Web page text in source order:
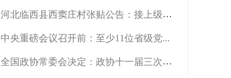
河北临西县西窦庄村张贴公告：接上级通...
中央重磅会议召开前：至少11位省级党...
全国政协常委会决定：政协十一届三次会...